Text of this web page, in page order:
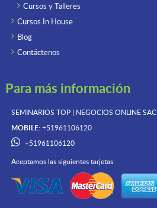
Cursos y Talleres
Cursos In House
Blog
Contáctenos
Para más información
SEMINARIOS TOP | NEGOCIOS ONLINESAC
MOBILE:+51961106120
+51961106120
Aceptamos las siguientes tarjetas